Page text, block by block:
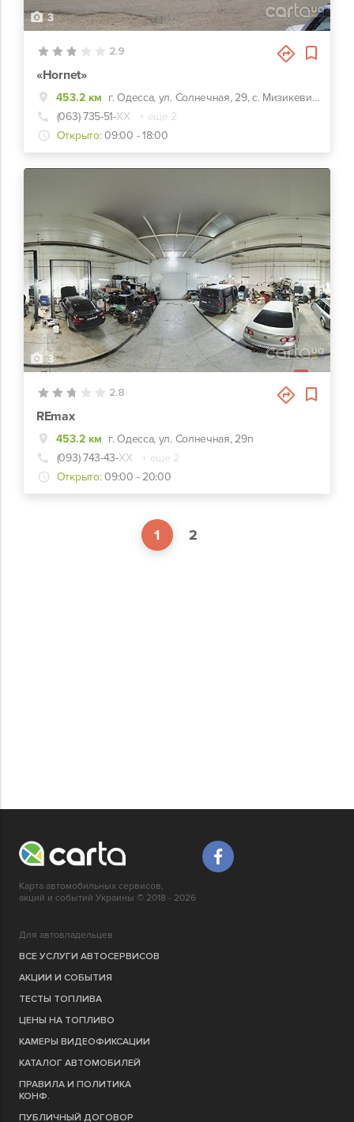
3
2.9
«Hornet»
453.2 км
г. Одесса, ул. Солнечная, 29, с. Мизикевича
(063) 735-51-ХХ
+ еще 2
Открыто: 09:00 - 18:00
3
2.8
REmax
453.2 км г. Одесса, ул. Солнечная, 29п
(093) 743-43-ХХ
+ еще 2
Открыто: 09:00 - 20:00
1 2
Карта автомобильных сервисов,
акций и событий Украины © 2018 - 2026
Для автовладельцев
ВСЕ УСЛУГИ АВТОСЕРВИСОВ
АКЦИИ И СОБЫТИЯ
ТЕСТЫ ТОПЛИВА
ЦЕНЫ НА ТОПЛИВО
КАМЕРЫ ВИДЕОФИКСАЦИИ
КАТАЛОГ АВТОМОБИЛЕЙ
ПРАВИЛА И ПОЛИТИКА
КОНФ.
ПУБЛИЧНЫЙ ДОГОВОР